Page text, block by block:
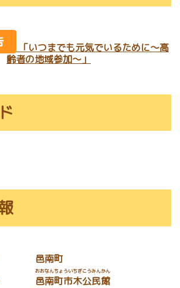
「いつまでも元気でいるために～高
齢者の地域参加～」
邑南町
邑南町市木公民館
おおなんちょういちぎこうみんかん